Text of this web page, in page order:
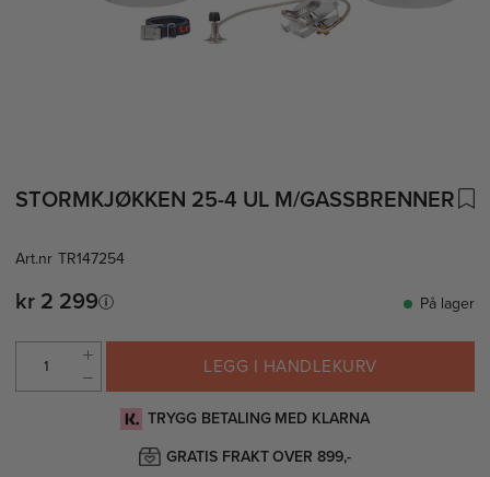
STORMKJØKKEN 25-4 UL M/GASSBRENNER
Art.nr TR147254
kr 2 299 På lager
LEGG I HANDLEKURV
TRYGG BETALING MED KLARNA
GRATIS FRAKT OVER 899,-